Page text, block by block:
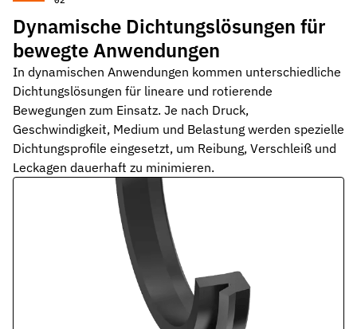
Sonderdichtungen
Individuell entwickelte Dichtungslösungen
Hydraulikdichtungen
Hochleistungsdichtungen für hydraulische Anwendungen
Pneumatikdichtungen
Zuverlässige Dichtungslösungen für Pneumatikzylinder
Statische Dichtungen
Langlebige Dichtungen für statische Anwendungen in
Dynamische Dichtungen
Effiziente Dichtungslösungen für dynamische Anwendungen
Schmierstoffe passend zur Dichtungsauslegung
Dynamische Dichtungslösungen für
bewegte Anwendungen
In dynamischen Anwendungen kommen unterschiedliche
Dichtungslösungen für lineare und rotierende
Bewegungen zum Einsatz. Je nach Druck,
Geschwindigkeit, Medium und Belastung werden spezielle
Dichtungsprofile eingesetzt, um Reibung, Verschleiß und
Leckagen dauerhaft zu minimieren.